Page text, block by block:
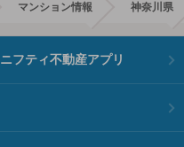
マンション情報 神奈川県
ニフティ不動産アプリ